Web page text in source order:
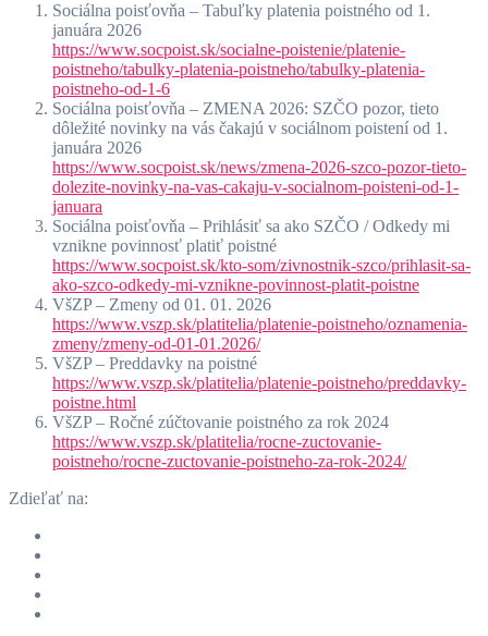
Sociálna poisťovňa – Tabuľky platenia poistného od 1.
januára 2026
https://www.socpoist.sk/socialne-poistenie/platenie-
poistneho/tabulky-platenia-poistneho/tabulky-platenia-
poistneho-od-1-6
Sociálna poisťovňa – ZMENA 2026: SZČO pozor, tieto
dôležité novinky na vás čakajú v sociálnom poistení od 1.
januára 2026
https://www.socpoist.sk/news/zmena-2026-szco-pozor-tieto-
dolezite-novinky-na-vas-cakaju-v-socialnom-poisteni-od-1-
januara
Sociálna poisťovňa – Prihlásiť sa ako SZČO / Odkedy mi
vznikne povinnosť platiť poistné
https://www.socpoist.sk/kto-som/zivnostnik-szco/prihlasit-sa-
ako-szco-odkedy-mi-vznikne-povinnost-platit-poistne
VšZP – Zmeny od 01. 01. 2026
https://www.vszp.sk/platitelia/platenie-poistneho/oznamenia-
zmeny/zmeny-od-01-01.2026/
VšZP – Preddavky na poistné
https://www.vszp.sk/platitelia/platenie-poistneho/preddavky-
poistne.html
VšZP – Ročné zúčtovanie poistného za rok 2024
https://www.vszp.sk/platitelia/rocne-zuctovanie-
poistneho/rocne-zuctovanie-poistneho-za-rok-2024/
Zdieľať na: